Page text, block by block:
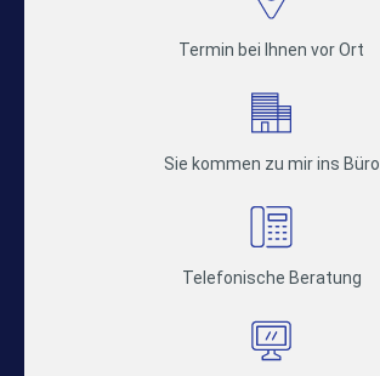
Termin bei Ihnen vor Ort
Sie kommen zu mir ins Büro
Telefonische Beratung